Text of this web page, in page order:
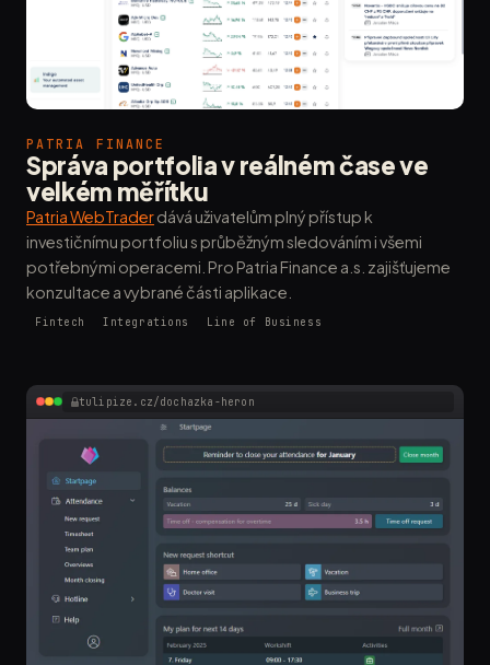
PATRIA FINANCE
Správa portfolia v reálném čase ve
velkém měřítku
Patria WebTraderdává uživatelům plný přístup k
investičnímu portfoliu s průběžným sledováním i všemi
potřebnými operacemi. Pro Patria Finance a.s. zajišťujeme
konzultace a vybrané části aplikace.
Fintech Integrations Line of Business
tulipize.cz/dochazka-heron